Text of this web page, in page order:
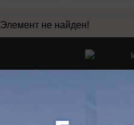
Элемент не найден!